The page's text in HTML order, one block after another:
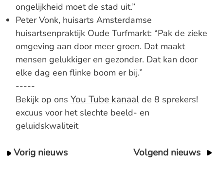
ongelijkheid moet de stad uit.”
Peter Vonk, huisarts Amsterdamse
huisartsenpraktijk Oude Turfmarkt: “Pak de zieke
omgeving aan door meer groen. Dat maakt
mensen gelukkiger en gezonder. Dat kan door
elke dag een flinke boom er bij.”
-----
Bekijk op ons You Tube kanaalde 8 sprekers!
excuus voor het slechte beeld- en
geluidskwaliteit
Vorig nieuws Volgend nieuws